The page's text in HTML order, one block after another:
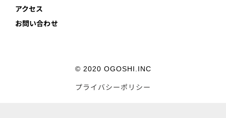
アクセス
お問い合わせ
© 2020 OGOSHI.INC
プライバシーポリシー